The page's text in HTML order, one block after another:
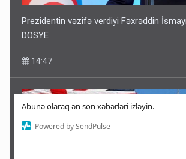
Abunə olaraq ən son xəbərləri izləyin.
Powered by SendPulse
Prezidentin vəzifə verdiyi Fəxrəddin
DOSYE
14:47